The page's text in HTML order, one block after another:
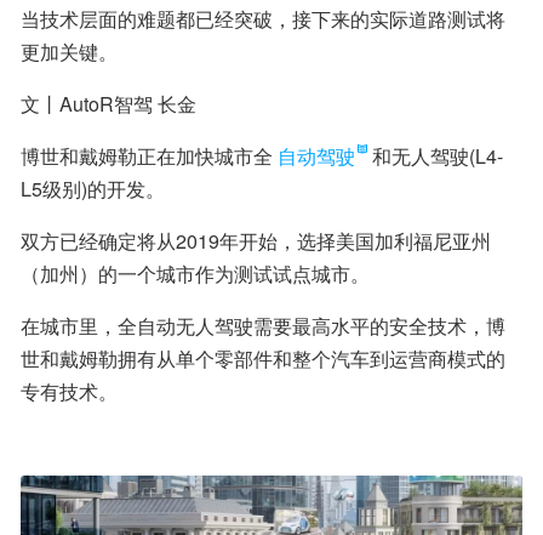
当技术层面的难题都已经突破，接下来的实际道路测试将
更加关键。
文丨AutoR智驾 长金
博世和戴姆勒正在加快城市全 自动驾驶
和无人驾驶(L4-
L5级别)的开发。
双方已经确定将从2019年开始，选择美国加利福尼亚州
（加州）的一个城市作为测试试点城市。
在城市里，全自动无人驾驶需要最高水平的安全技术，博
世和戴姆勒拥有从单个零部件和整个汽车到运营商模式的
专有技术。